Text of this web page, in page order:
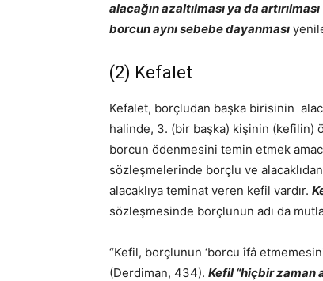
alacağın azaltılması ya da artırılması
borcun aynı sebebe dayanması
(2) Kefalet
Kefalet, borçludan başka birisinin
halinde, 3. (bir başka) kişinin (kefilin)
borcun ödenmesini temin etmek
sözleşmelerinde borçlu ve
alacaklıya teminat veren kefil vardır.
sözleşmesinde borçlunun adı da
“Kefil, borçlunun ‘borcu îfâ
(Derdiman, 434). Kefil “hiçbir zaman